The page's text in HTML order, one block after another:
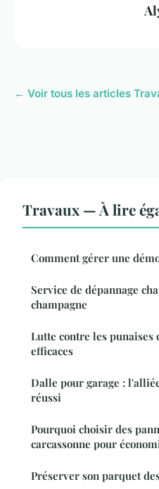
← Voir tous les articles
Travaux — À lire
Comment gérer une
Service de dépannage
champagne
Lutte contre les
efficaces
Dalle pour garage :
réussi
Pourquoi choisir des
carcassonne pour
Préserver son parquet